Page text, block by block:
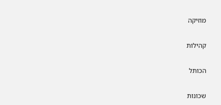
מוזיקה
קהילות
הכותל
שכונות